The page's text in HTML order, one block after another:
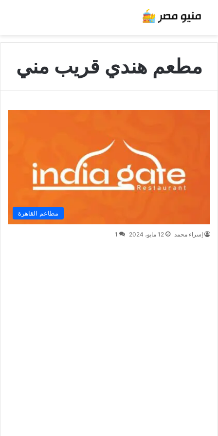
مطعم هندي قريب مني
مطاعم القاهرة
إسراء محمد 12 مايو، 2024 1